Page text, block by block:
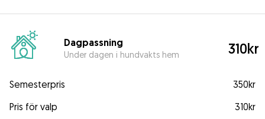
Dagpassning
Under dagen i hundvakts hem 310kr
Semesterpris
350kr
Pris för valp
310kr